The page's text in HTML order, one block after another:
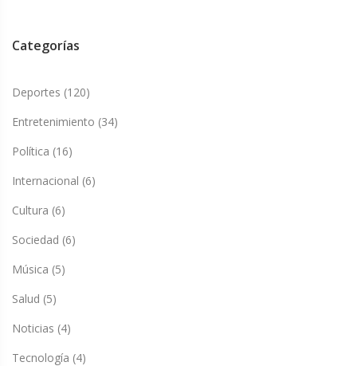
Categorías
Deportes (120)
Entretenimiento (34)
Política (16)
Internacional (6)
Cultura (6)
Sociedad (6)
Música (5)
Salud (5)
Noticias (4)
Tecnología (4)